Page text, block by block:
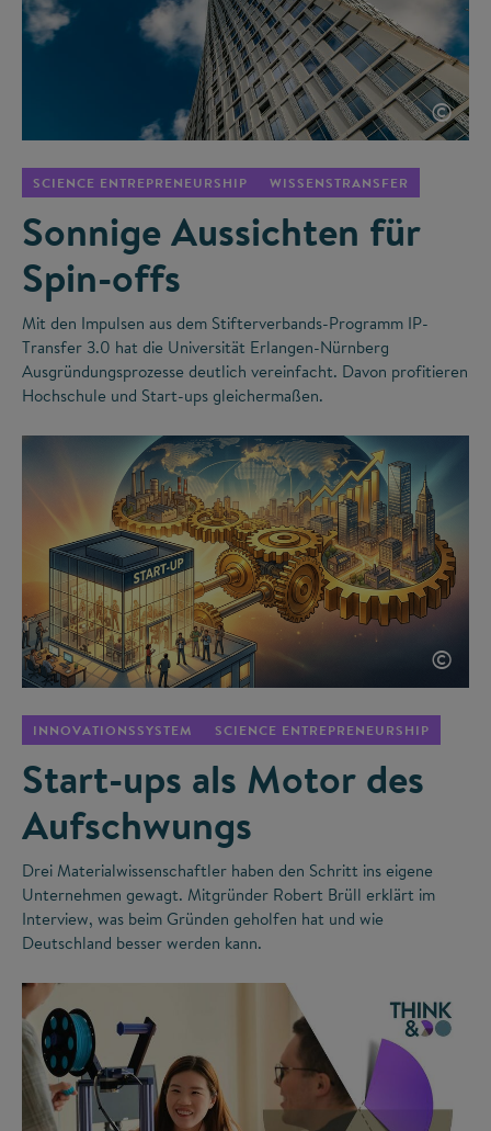
©
SCIENCE ENTREPRENEURSHIP WISSENSTRANSFER
Sonnige Aussichten für
Spin-offs
Mit den Impulsen aus dem Stifterverbands-Programm IP-
Transfer 3.0 hat die Universität Erlangen-Nürnberg
Ausgründungsprozesse deutlich vereinfacht. Davon profitieren
Hochschule und Start-ups gleichermaßen.
©
INNOVATIONSSYSTEM SCIENCE ENTREPRENEURSHIP
Start-ups als Motor des
Aufschwungs
Drei Materialwissenschaftler haben den Schritt ins eigene
Unternehmen gewagt. Mitgründer Robert Brüll erklärt im
Interview, was beim Gründen geholfen hat und wie
Deutschland besser werden kann.